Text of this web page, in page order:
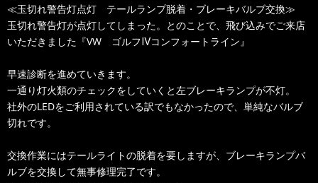
≪玉切れ警告灯点灯 テールランプ脱着・ブレーキバルブ交換≫
玉切れ警告灯が点灯してしまった。とのことで、飛び込みでご来店
いただきました『VW ゴルフⅣコンフォートライン』
早速診断を進めていきます。
一通り灯火類のチェックをしていくと左ブレーキランプが不灯。
社外のLEDをご利用されている訳でもなかったので、単純なバルブ
切れです。
交換作業にはテールライトの脱着を要しますが、ブレーキランプバ
ルブを交換して無事修理完了です。